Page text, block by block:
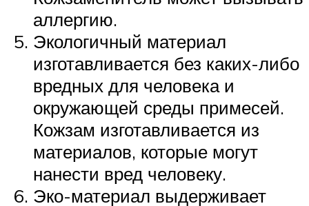
аллергию.
Экологичный материал
изготавливается без каких-либо
вредных для человека и
окружающей среды примесей.
Кожзам изготавливается из
материалов, которые могут
нанести вред человеку.
Эко-материал выдерживает